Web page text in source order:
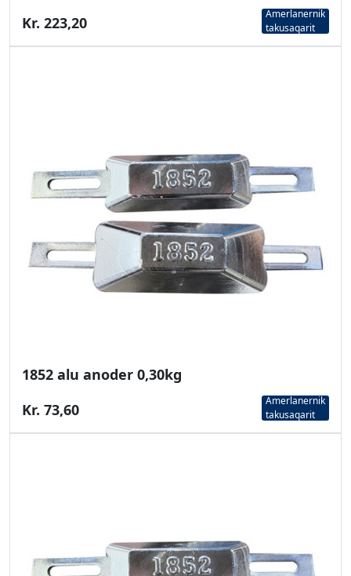
Kr. 223,20
Amerlanernik
takusaqarit
1852 alu anoder 0,30kg
Kr. 73,60
Amerlanernik
takusaqarit